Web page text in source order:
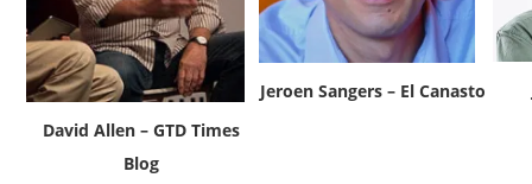
David Allen – GTD Times
Blog
Jeroen Sangers – El Canasto